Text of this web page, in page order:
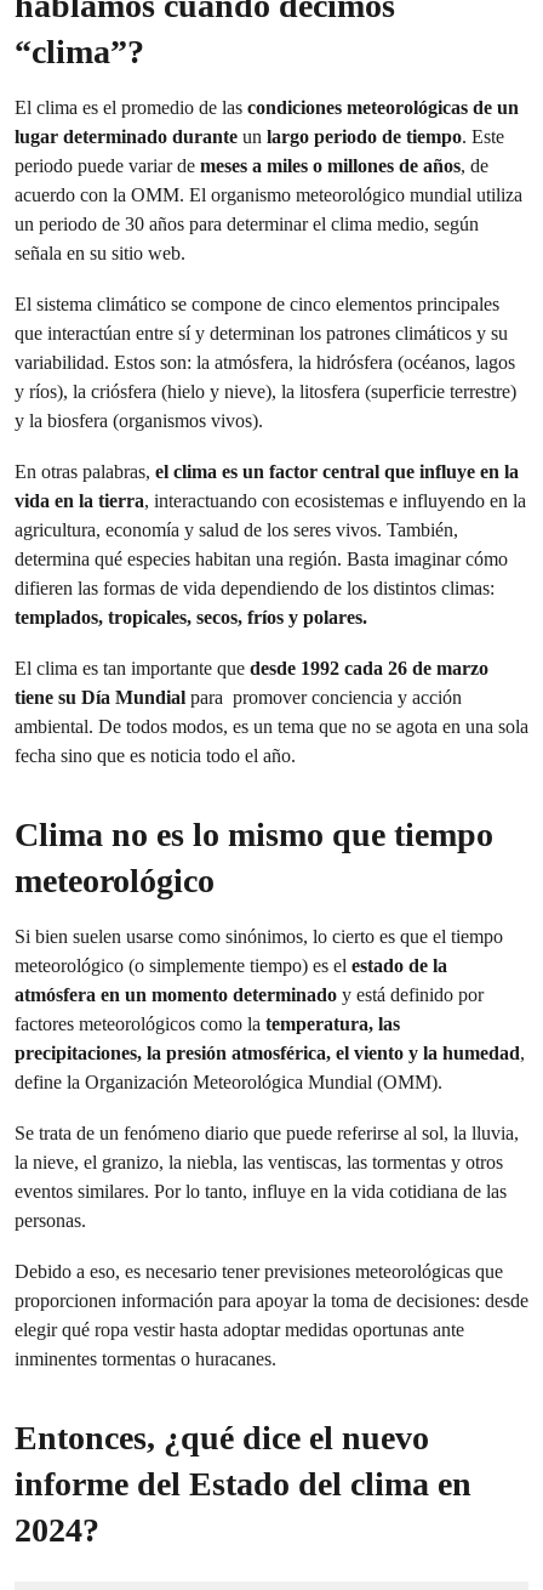
“clima”?
El clima es el promedio de las condiciones meteorológicas de un
lugar determinado durante un largo periodo de tiempo. Este
periodo puede variar de meses a miles o millones de años, de
acuerdo con la OMM. El organismo meteorológico mundial utiliza
un periodo de 30 años para determinar el clima medio, según
señala en su sitio web.
El sistema climático se compone de cinco elementos principales
que interactúan entre sí y determinan los patrones climáticos y su
variabilidad. Estos son: la atmósfera, la hidrósfera (océanos, lagos
y ríos), la criósfera (hielo y nieve), la litosfera (superficie terrestre)
y la biosfera (organismos vivos).
En otras palabras, el clima es un factor central que influye en la
vida en la tierra, interactuando con ecosistemas e influyendo en la
agricultura, economía y salud de los seres vivos. También,
determina qué especies habitan una región. Basta imaginar cómo
difieren las formas de vida dependiendo de los distintos climas:
templados, tropicales, secos, fríos y polares.
El clima es tan importante que desde 1992 cada 26 de marzo
tiene su Día Mundial para promover conciencia y acción
ambiental. De todos modos, es un tema que no se agota en una sola
fecha sino que es noticia todo el año.
Clima no es lo mismo que tiempo
meteorológico
Si bien suelen usarse como sinónimos, lo cierto es que el tiempo
meteorológico (o simplemente tiempo) es el estado de la
atmósfera en un momento determinado y está definido por
factores meteorológicos como la temperatura, las
precipitaciones, la presión atmosférica, el viento y la humedad,
define la Organización Meteorológica Mundial (OMM).
Se trata de un fenómeno diario que puede referirse al sol, la lluvia,
la nieve, el granizo, la niebla, las ventiscas, las tormentas y otros
eventos similares. Por lo tanto, influye en la vida cotidiana de las
personas.
Debido a eso, es necesario tener previsiones meteorológicas que
proporcionen información para apoyar la toma de decisiones: desde
elegir qué ropa vestir hasta adoptar medidas oportunas ante
inminentes tormentas o huracanes.
Entonces, ¿qué dice el nuevo
informe del Estado del clima en
2024?